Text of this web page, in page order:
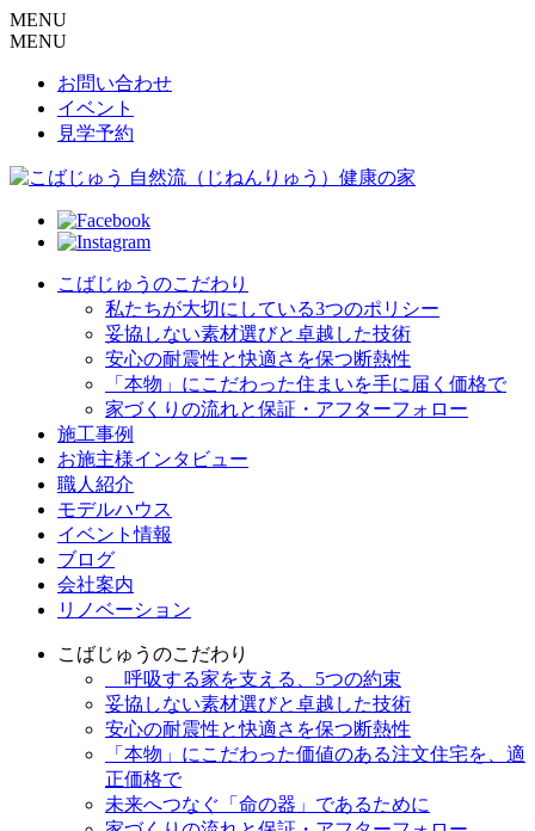
MENU
MENU
お問い合わせ
イベント
見学予約
こばじゅうのこだわり
私たちが大切にしている3つのポリシー
妥協しない素材選びと卓越した技術
安心の耐震性と快適さを保つ断熱性
「本物」にこだわった住まいを手に届く価格で
家づくりの流れと保証・アフターフォロー
施工事例
お施主様インタビュー
職人紹介
モデルハウス
イベント情報
ブログ
会社案内
リノベーション
こばじゅうのこだわり
呼吸する家を支える、5つの約束
妥協しない素材選びと卓越した技術
安心の耐震性と快適さを保つ断熱性
「本物」にこだわった価値のある注文住宅を、適
正価格で
未来へつなぐ「命の器」であるために